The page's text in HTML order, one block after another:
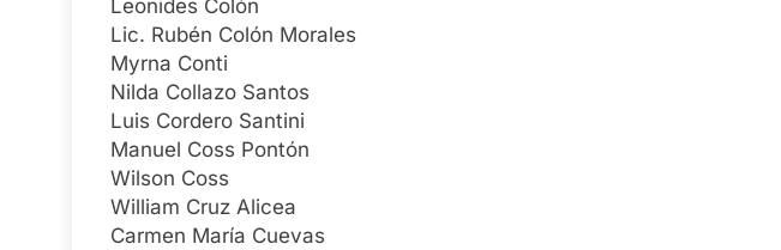
Leonides Colón
Lic. Rubén Colón Morales
Myrna Conti
Nilda Collazo Santos
Luis Cordero Santini
Manuel Coss Pontón
Wilson Coss
William Cruz Alicea
Carmen María Cuevas